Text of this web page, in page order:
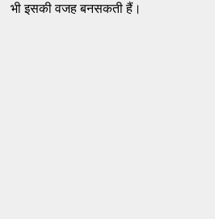
भी इसकी वजह बनसकती हैं।